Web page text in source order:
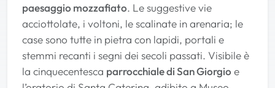
paesaggio mozzafiato. Le suggestive vie
acciottolate, i voltoni, le scalinate in arenaria; le
case sono tutte in pietra con lapidi, portali e
stemmi recanti i segni dei secoli passati. Visibile è
la cinquecentesca parrocchiale di San Giorgio e